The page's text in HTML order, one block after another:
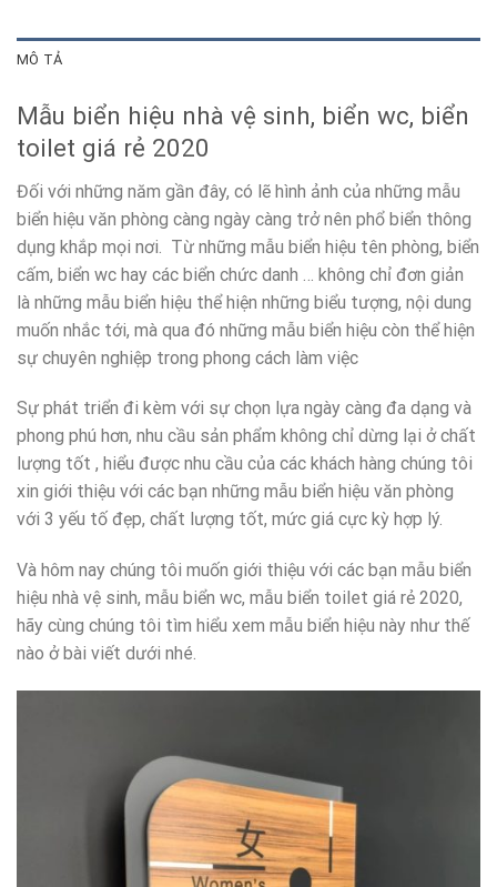
MÔ TẢ
Mẫu biển hiệu nhà vệ sinh, biển wc, biển
toilet giá rẻ 2020
Đối với những năm gần đây, có lẽ hình ảnh của những mẫu
biển hiệu văn phòng càng ngày càng trở nên phổ biển thông
dụng khắp mọi nơi. Từ những mẫu biển hiệu tên phòng, biển
cấm, biển wc hay các biển chức danh … không chỉ đơn giản
là những mẫu biển hiệu thể hiện những biểu tượng, nội dung
muốn nhắc tới, mà qua đó những mẫu biển hiệu còn thể hiện
sự chuyên nghiệp trong phong cách làm việc
Sự phát triển đi kèm với sự chọn lựa ngày càng đa dạng và
phong phú hơn, nhu cầu sản phẩm không chỉ dừng lại ở chất
lượng tốt , hiểu được nhu cầu của các khách hàng chúng tôi
xin giới thiệu với các bạn những mẫu biển hiệu văn phòng
với 3 yếu tố đẹp, chất lượng tốt, mức giá cực kỳ hợp lý.
Và hôm nay chúng tôi muốn giới thiệu với các bạn mẫu biển
hiệu nhà vệ sinh, mẫu biển wc, mẫu biển toilet giá rẻ 2020,
hãy cùng chúng tôi tìm hiểu xem mẫu biển hiệu này như thế
nào ở bài viết dưới nhé.